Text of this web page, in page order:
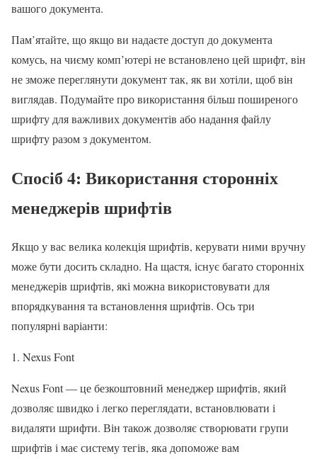
вашого документа.
Пам’ятайте, що якщо ви надаєте доступ до документа
комусь, на чиєму комп’ютері не встановлено цей шрифт, він
не зможе переглянути документ так, як ви хотіли, щоб він
виглядав. Подумайте про використання більш поширеного
шрифту для важливих документів або надання файлу
шрифту разом з документом.
Спосіб 4: Використання сторонніх
менеджерів шрифтів
Якщо у вас велика колекція шрифтів, керувати ними вручну
може бути досить складно. На щастя, існує багато сторонніх
менеджерів шрифтів, які можна використовувати для
впорядкування та встановлення шрифтів. Ось три
популярні варіанти:
1. Nexus Font
Nexus Font — це безкоштовний менеджер шрифтів, який
дозволяє швидко і легко переглядати, встановлювати і
видаляти шрифти. Він також дозволяє створювати групи
шрифтів і має систему тегів, яка допоможе вам